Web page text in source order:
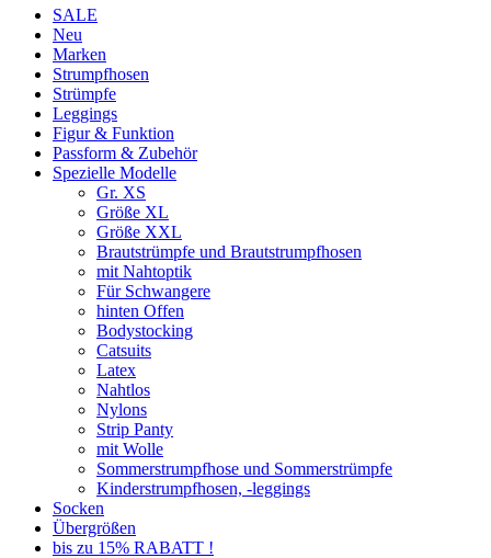
SALE
Neu
Marken
Strumpfhosen
Strümpfe
Leggings
Figur & Funktion
Passform & Zubehör
Spezielle Modelle
Gr. XS
Größe XL
Größe XXL
Brautstrümpfe und Brautstrumpfhosen
mit Nahtoptik
Für Schwangere
hinten Offen
Bodystocking
Catsuits
Latex
Nahtlos
Nylons
Strip Panty
mit Wolle
Sommerstrumpfhose und Sommerstrümpfe
Kinderstrumpfhosen, -leggings
Socken
Übergrößen
bis zu 15% RABATT !